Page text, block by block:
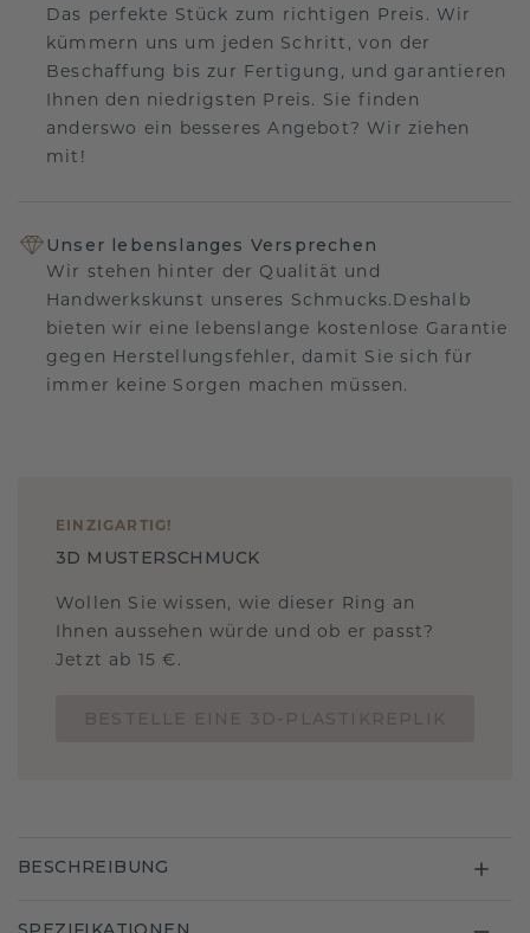
Das perfekte Stück zum richtigen Preis. Wir
kümmern uns um jeden Schritt, von der
Beschaffung bis zur Fertigung, und garantieren
Ihnen den niedrigsten Preis. Sie finden
anderswo ein besseres Angebot? Wir ziehen
mit!
Unser lebenslanges Versprechen
Wir stehen hinter der Qualität und
Handwerkskunst unseres Schmucks.Deshalb
bieten wir eine lebenslange kostenlose Garantie
gegen Herstellungsfehler, damit Sie sich für
immer keine Sorgen machen müssen.
EINZIGARTIG !
3D MUSTERSCHMUCK
Wollen Sie wissen, wie dieser Ring an
Ihnen aussehen würde und ob er passt?
Jetzt ab 15 €.
BESCHREIBUNG